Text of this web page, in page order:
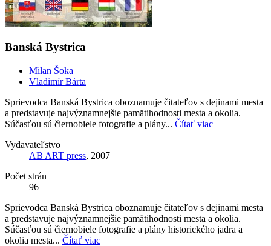
Banská Bystrica
Milan Šoka
Vladimír Bárta
Sprievodca Banská Bystrica oboznamuje čitateľov s dejinami mesta
a predstavuje najvýznamnejšie pamätihodnosti mesta a okolia.
Súčasťou sú čiernobiele fotografie a plány... Čítať viac
Vydavateľstvo
AB ART press, 2007
Počet strán
96
Sprievodca Banská Bystrica oboznamuje čitateľov s dejinami mesta
a predstavuje najvýznamnejšie pamätihodnosti mesta a okolia.
Súčasťou sú čiernobiele fotografie a plány historického jadra a
okolia mesta... Čítať viac